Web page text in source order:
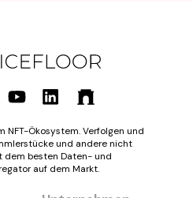
NFT-Ökosystem. Verfolgen und
und andere nicht
dem besten Daten- und
auf dem Markt.